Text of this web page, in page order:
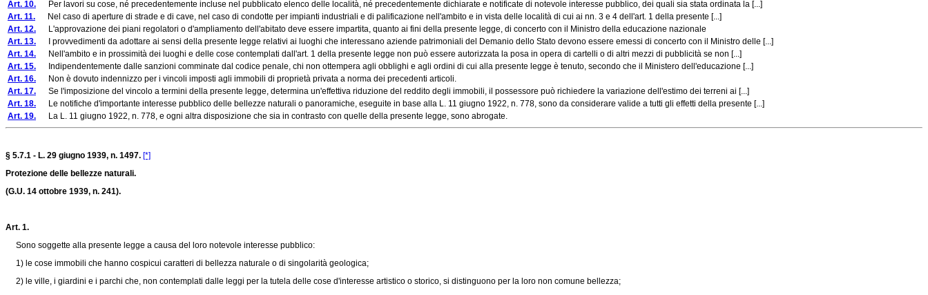
Art. 10. Per lavori su cose, né precedentemente incluse nel pubblicato elenco delle località, né precedentemente dichiarate e notificate di notevole interesse pubblico, dei quali sia stata ordinata la [...]
Art. 11. Nel caso di aperture di strade e di cave, nel caso di condotte per impianti industriali e di palificazione nell'ambito e in vista delle località di cui ai nn. 3 e 4 dell'art. 1 della presente [...]
Art. 12. L'approvazione dei piani regolatori o d'ampliamento dell'abitato deve essere impartita, quanto ai fini della presente legge, di concerto con il Ministro della educazione nazionale
Art. 13. I provvedimenti da adottare ai sensi della presente legge relativi ai luoghi che interessano aziende patrimoniali del Demanio dello Stato devono essere emessi di concerto con il Ministro delle [...]
Art. 14. Nell'ambito e in prossimità dei luoghi e delle cose contemplati dall'art. 1 della presente legge non può essere autorizzata la posa in opera di cartelli o di altri mezzi di pubblicità se non [...]
Art. 15. Indipendentemente dalle sanzioni comminate dal codice penale, chi non ottempera agli obblighi e agli ordini di cui alla presente legge è tenuto, secondo che il Ministero dell'educazione [...]
Art. 16. Non è dovuto indennizzo per i vincoli imposti agli immobili di proprietà privata a norma dei precedenti articoli.
Art. 17. Se l'imposizione del vincolo a termini della presente legge, determina un'effettiva riduzione del reddito degli immobili, il possessore può richiedere la variazione dell'estimo dei terreni ai [...]
Art. 18. Le notifiche d'importante interesse pubblico delle bellezze naturali o panoramiche, eseguite in base alla L. 11 giugno 1922, n. 778, sono da considerare valide a tutti gli effetti della presente [...]
Art. 19. La L. 11 giugno 1922, n. 778, e ogni altra disposizione che sia in contrasto con quelle della presente legge, sono abrogate.
§ 5.7.1 - L. 29 giugno 1939, n. 1497. [*]
Protezione delle bellezze naturali.
(G.U. 14 ottobre 1939, n. 241).
Art. 1.
Sono soggette alla presente legge a causa del loro notevole interesse pubblico:
1) le cose immobili che hanno cospicui caratteri di bellezza naturale o di singolarità geologica;
2) le ville, i giardini e i parchi che, non contemplati dalle leggi per la tutela delle cose d'interesse artistico o storico, si distinguono per la loro non comune bellezza;